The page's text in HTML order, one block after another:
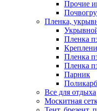
Прочие
Пленка,
Пленка
Пленка
Пленка
Парник
Все для отдыха
Москитная